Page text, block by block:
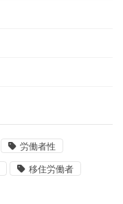
労働者性
移住労働者